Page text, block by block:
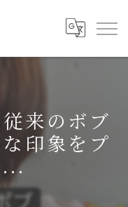
来のボブ
印象をプ
...